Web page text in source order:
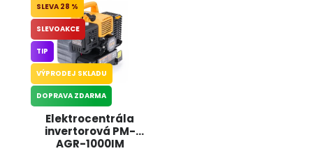
Elektrocentrála
invertorová PM-
AGR-1000IM
28 %
SLEVOAKCE
TIP
VÝPRODEJ SKLADU
DOPRAVA ZDARMA